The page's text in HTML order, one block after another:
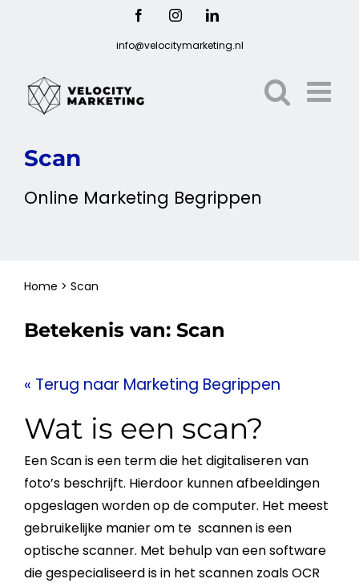
FacebookInstagramLinkedIn
info@velocitymarketing.nl
Scan
Online Marketing Begrippen
Home > Scan
Betekenis van: Scan
« Terug naar Marketing Begrippen
Wat is een scan?
EenScanis een term die het digitaliseren van
foto’s beschrijft. Hierdoor kunnen afbeeldingen
opgeslagen worden op de computer. Het meest
gebruikelijke manier om te scannen is een
optische scanner. Met behulp van een software
die gespecialiseerd is in het scannen zoals OCR